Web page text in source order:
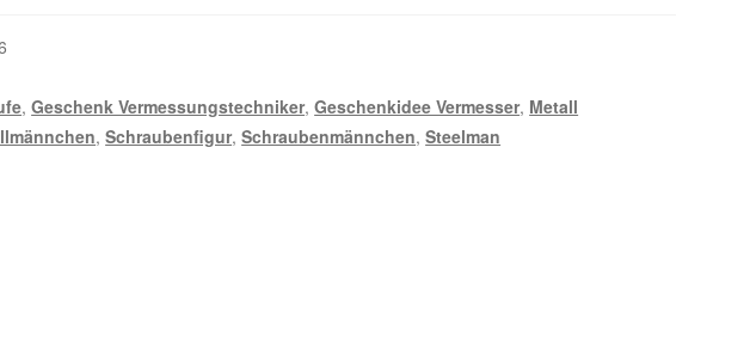
,Geschenk Vermessungstechniker,Geschenkidee Vermesser, Metall
,Schraubenfigur,Schraubenmännchen,Steelman